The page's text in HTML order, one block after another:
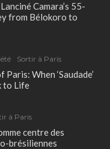
Camara’s 55-
from Bélokoro to
Sortir à Paris
When ‘Saudade’
to Life
à Paris
centre des
brésiliennes